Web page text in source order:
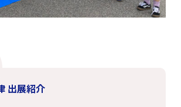
出展紹介